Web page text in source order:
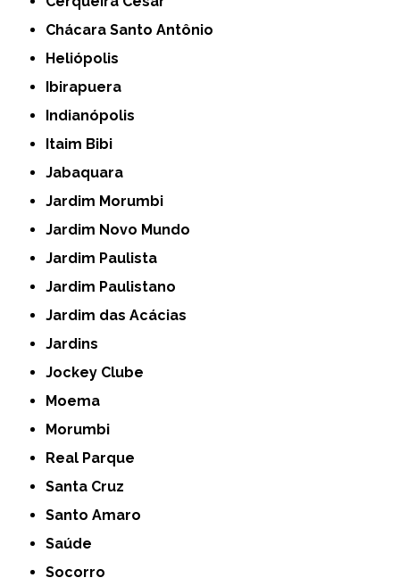
Chácara Santo Antônio
Heliópolis
Ibirapuera
Indianópolis
Itaim Bibi
Jabaquara
Jardim Morumbi
Jardim Novo Mundo
Jardim Paulista
Jardim Paulistano
Jardim das Acácias
Jardins
Jockey Clube
Moema
Morumbi
Real Parque
Santa Cruz
Santo Amaro
Saúde
Socorro